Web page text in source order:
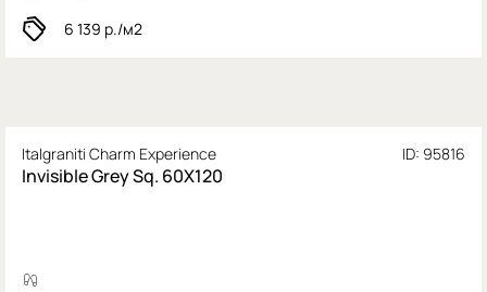
6 139 р./м2
Italgraniti Charm Experience ID: 95816
Invisible Grey Sq. 60X120